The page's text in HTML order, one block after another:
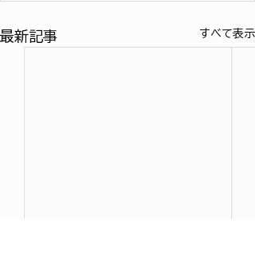
最新記事 すべて表示